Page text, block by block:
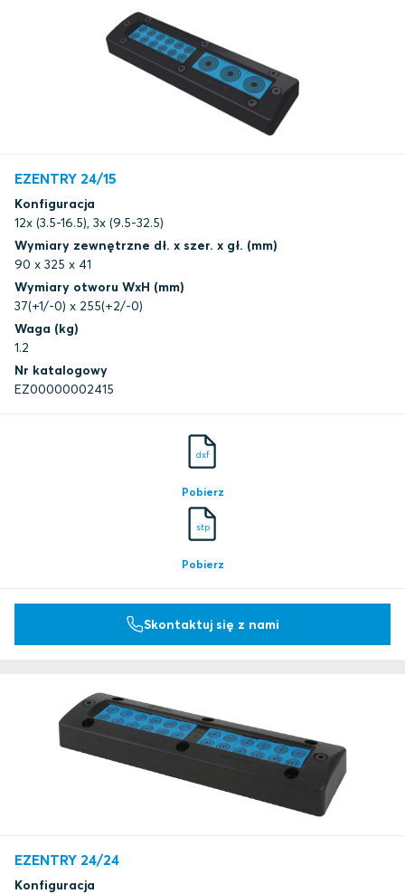
EZENTRY 24/15
Konfiguracja
12x (3.5-16.5), 3x (9.5-32.5)
Wymiary zewnętrzne dł. x szer. x gł. (mm)
90 x 325 x 41
Wymiary otworu WxH (mm)
37(+1/-0) x 255(+2/-0)
Waga (kg)
1.2
Nr katalogowy
EZ00000002415
dxf
Pobierz
stp
Pobierz
Skontaktuj się z nami
EZENTRY 24/24
Konfiguracja